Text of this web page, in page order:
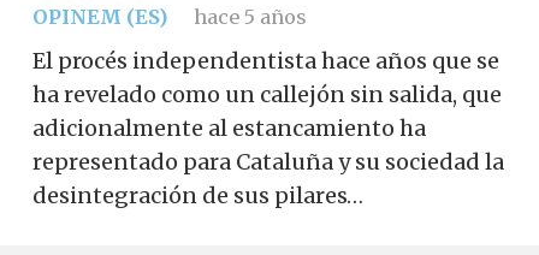
OPINEM (ES) hace 5 años
El procés independentista hace años que se
ha revelado como un callejón sin salida, que
adicionalmente al estancamiento ha
representado para Cataluña y su sociedad la
desintegración de sus pilares…